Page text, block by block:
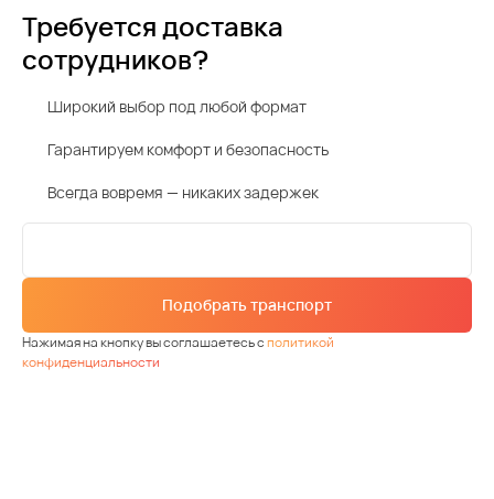
Требуется доставка
сотрудников?
Широкий выбор под любой формат
Гарантируем комфорт и безопасность
Всегда вовремя — никаких задержек
Подобрать транспорт
Нажимая на кнопку вы соглашаетесь сполитикой
конфиденциальности